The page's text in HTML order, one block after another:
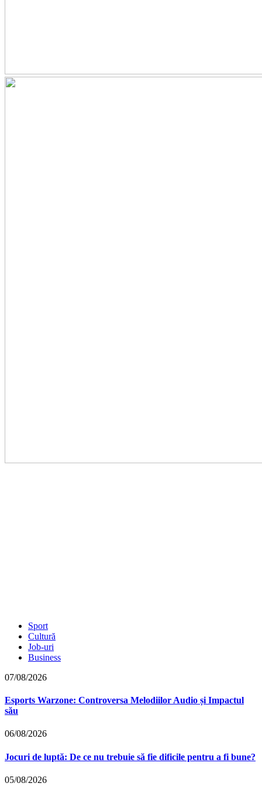
Sport
Cultură
Job-uri
Business
07/08/2026
Esports Warzone: Controversa Melodiilor Audio și Impactul
său
06/08/2026
Jocuri de luptă: De ce nu trebuie să fie dificile pentru a fi bune?
05/08/2026